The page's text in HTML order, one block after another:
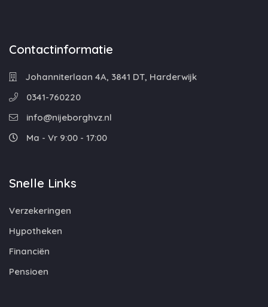
Contactinformatie
Johanniterlaan 4A, 3841 DT, Harderwijk
0341-760220
info@nijeborghvz.nl
Ma - Vr 9:00 - 17:00
Snelle Links
Verzekeringen
Hypotheken
Financiën
Pensioen